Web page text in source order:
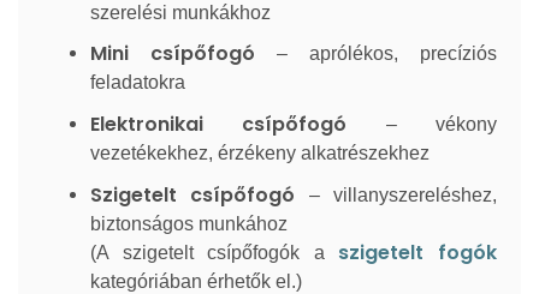
szerelési munkákhoz
Mini csípőfogó – aprólékos, precíziós
feladatokra
Elektronikai csípőfogó – vékony
vezetékekhez, érzékeny alkatrészekhez
Szigetelt csípőfogó – villanyszereléshez,
biztonságos munkához
(A szigetelt csípőfogók a szigetelt fogók
kategóriában érhetők el.)